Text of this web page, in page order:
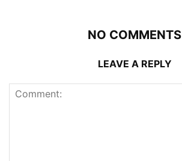
NO COMMENTS
LEAVE A REPLY